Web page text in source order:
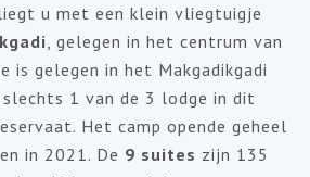
u met een klein vliegtuigje
, gelegen in het centrum van
is gelegen in het Makgadikgadi
1 van de 3 lodge in dit
Het camp opende geheel
in 2021. De 9 suites zijn 135